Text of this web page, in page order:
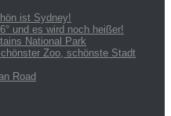
ist Sydney!
und es wird noch heißer!
National Park
Zoo, schönste Stadt
Road